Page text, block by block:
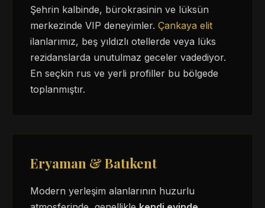
Şehrin kalbinde, bürokrasinin ve lüksün
merkezinde VIP deneyimler. Çankaya elit
ilanlarımız, beş yıldızlı otellerde veya lüks
rezidanslarda unutulmaz geceler vadediyor.
En seçkin rus ve yerli profiller bu bölgede
toplanmıştır.
Eryaman & Batıkent
Modern yerleşim alanlarının huzurlu